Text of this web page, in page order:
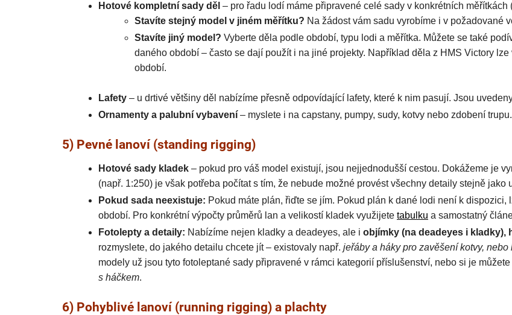
Hotové kompletní sady děl – pro řadu lodí máme připravené celé sady v konkrétních měřítkách
Stavíte stejný model v jiném měřítku? Na žádost vám sadu vyrobíme i v požadované
Stavíte jiný model? Vyberte děla podle období, typu lodi a měřítka. Můžete se také
daného období – často se dají použít i na jiné projekty. Například děla z HMS Victory
období.
Lafety – u drtivé většiny děl nabízíme přesně odpovídající lafety, které k nim pasují. Jsou
Ornamenty a palubní vybavení – myslete i na capstany, pumpy, sudy, kotvy nebo zdobení
5) Pevné lanoví (standing rigging)
Hotové sady kladek – pokud pro váš model existují, jsou nejjednodušší cestou. Dokážeme je
(např. 1:250) je však potřeba počítat s tím, že nebude možné provést všechny detaily stejně jako
Pokud sada neexistuje: Pokud máte plán, řiďte se jím. Pokud plán k dané lodi není k
období. Pro konkrétní výpočty průměrů lan a velikostí kladek využijete tabulku a samostatný
Fotolepty a detaily: Nabízíme nejen kladky a deadeyes, ale i objímky (na deadeyes i kladky),
rozmyslete, do jakého detailu chcete jít – existovaly např. jeřáby a háky pro zavěšení kotvy,
modely už jsou tyto fotoleptané sady připravené v rámci kategorií příslušenství, nebo si je
s háčkem.
6) Pohyblivé lanoví (running rigging) a plachty